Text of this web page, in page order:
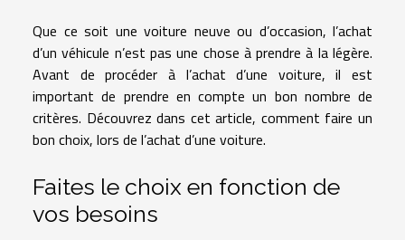
Que ce soit une voiture neuve ou d’occasion, l’achat
d’un véhicule n’est pas une chose à prendre à la légère.
Avant de procéder à l’achat d’une voiture, il est
important de prendre en compte un bon nombre de
critères. Découvrez dans cet article, comment faire un
bon choix, lors de l’achat d’une voiture.
Faites le choix en fonction de
vos besoins